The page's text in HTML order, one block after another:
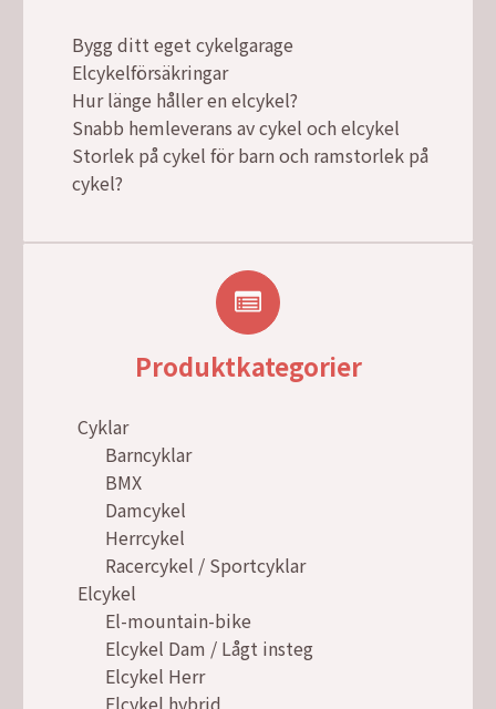
Bygg ditt eget cykelgarage
Elcykelförsäkringar
Hur länge håller en elcykel?
Snabb hemleverans av cykel och elcykel
Storlek på cykel för barn och ramstorlek på
cykel?
Produktkategorier
Cyklar
Barncyklar
BMX
Damcykel
Herrcykel
Racercykel / Sportcyklar
Elcykel
El-mountain-bike
Elcykel Dam / Lågt insteg
Elcykel Herr
Elcykel hybrid